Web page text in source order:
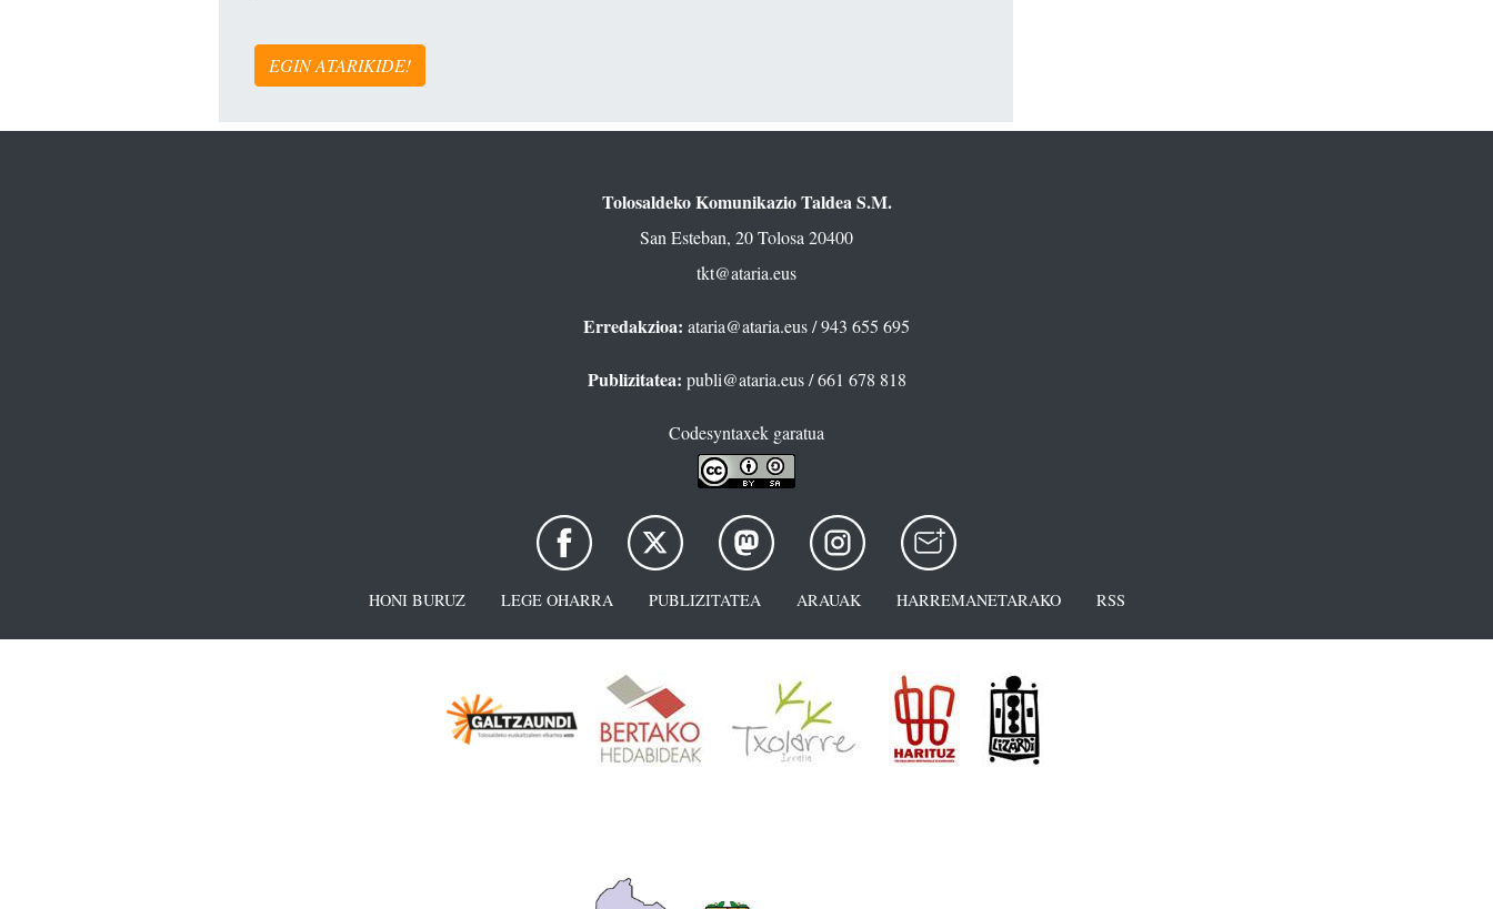
EGIN ATARIKIDE!
Tolosaldeko Komunikazio Taldea S.M.
San Esteban, 20 Tolosa 20400
tkt@ataria.eus
Erredakzioa: ataria@ataria.eus/ 943 655 695
Publizitatea: publi@ataria.eus/ 661 678 818
Codesyntaxek garatua
HONI BURUZ LEGE OHARRA PUBLIZITATEA ARAUAK HARREMANETARAKO RSS